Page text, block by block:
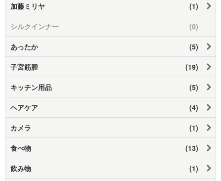
加藤ミリヤ (1)
シルクインナー (0)
あったか (5)
子宮筋腫 (19)
キッチン用品 (5)
ヘアケア (4)
カメラ (1)
食べ物 (13)
飲み物 (1)